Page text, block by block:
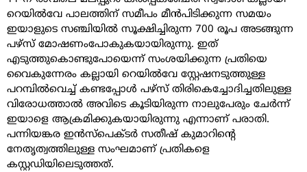
റെയിൽവേ പാലത്തിന് സമീപം മീൻപിടിക്കുന്ന സമയം
ഇയാളുടെ സഞ്ചിയിൽ സൂക്ഷിച്ചിരുന്ന 700 രൂപ അടങ്ങുന്ന
പഴ്‌സ് മോഷണംപോകുകയായിരുന്നു. ഇത്
എടുത്തുകൊണ്ടുപോയെന്ന് സംശയിക്കുന്ന പ്രതിയെ
വൈകുന്നേരം കല്ലായി റെയിൽവേ സ്റ്റേഷനടുത്തുള്ള
പറമ്പിൽവെച്ച് കണ്ടപ്പോൾ പഴ്‌സ് തിരികെച്ചോദിച്ചതിലുള്ള
വിരോധത്താൽ അവിടെ കൂടിയിരുന്ന നാലുപേരും ചേർന്ന്
ഇയാളെ ആക്രമിക്കുകയായിരുന്നു എന്നാണ് പരാതി.
പന്നിയങ്കര ഇൻസ്പെക്ടർ സതീഷ് കുമാറിന്റെ
നേതൃത്വത്തിലുള്ള സംഘമാണ് പ്രതികളെ
കസ്റ്റഡിയിലെടുത്തത്.